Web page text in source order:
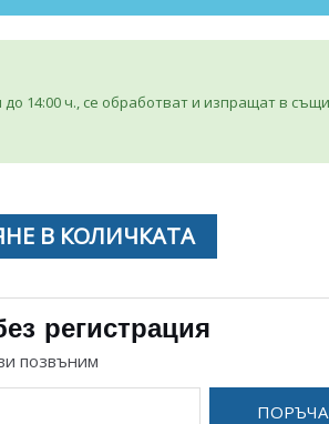
14:00 ч., се обработват и изпращат в
В КОЛИЧКАТА
регистрация
позвъним